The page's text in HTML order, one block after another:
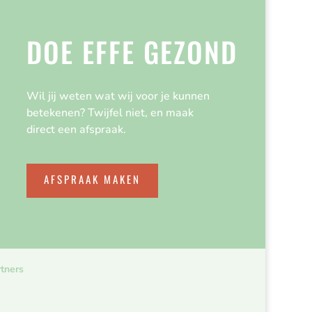
DOE EFFE GEZOND
Wil jij weten wat wij voor je kunnen
betekenen? Twijfel niet, en maak
direct een afspraak.
AFSPRAAK MAKEN